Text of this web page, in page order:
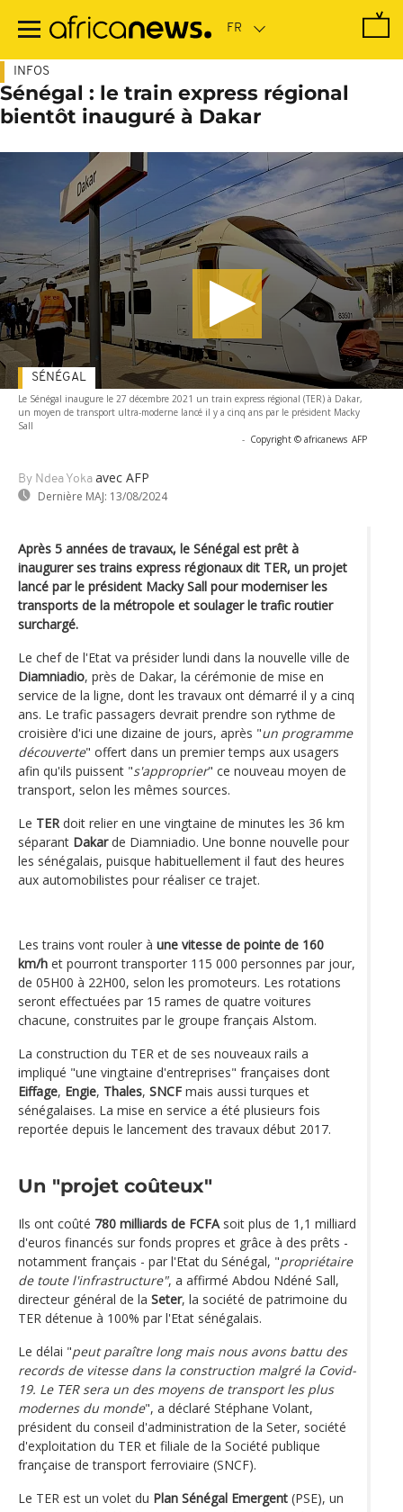
contenu
INFOS
Sénégal : le train express régional
bientôt inauguré à Dakar
Le Sénégal inaugure le 27 décembre 2021 un train express régional (TER) à Dakar,
un moyen de transport ultra-moderne lancé il y a cinq ans par le président Macky
Sall
- Copyright © africanews AFP
By Ndea Yoka avec AFP
Dernière MAJ: 13/08/2024
SÉNÉGAL
Après 5 années de travaux, le Sénégal est prêt à
inaugurer ses trains express régionaux dit TER, un projet
lancé par le président Macky Sall pour moderniser les
transports de la métropole et soulager le trafic routier
surchargé.
Le chef de l'Etat va présider lundi dans la nouvelle ville de
Diamniadio, près de Dakar, la cérémonie de mise en
service de la ligne, dont les travaux ont démarré il y a cinq
ans. Le trafic passagers devrait prendre son rythme de
croisière d'ici une dizaine de jours, après "un programme
découverte" offert dans un premier temps aux usagers
afin qu'ils puissent "s'approprier" ce nouveau moyen de
transport, selon les mêmes sources.
Le TERdoit relier en une vingtaine de minutes les 36 km
séparant Dakarde Diamniadio. Une bonne nouvelle pour
les sénégalais, puisque habituellement il faut des heures
aux automobilistes pour réaliser ce trajet.
Les trains vont rouler à une vitesse de pointe de 160
km/h et pourront transporter 115 000 personnes par jour,
de 05H00 à 22H00, selon les promoteurs. Les rotations
seront effectuées par 15 rames de quatre voitures
chacune, construites par le groupe français Alstom.
La construction du TER et de ses nouveaux rails a
impliqué "une vingtaine d'entreprises" françaises dont
Eiffage, Engie, Thales, SNCF mais aussi turques et
sénégalaises. La mise en service a été plusieurs fois
reportée depuis le lancement des travaux début 2017.
Un "projet coûteux"
Ils ont coûté 780 milliards de FCFAsoit plus de 1,1 milliard
d'euros financés sur fonds propres et grâce à des prêts -
notamment français - par l'Etat du Sénégal, "propriétaire
de toute l'infrastructure", a affirmé Abdou Ndéné Sall,
directeur général de la Seter, la société de patrimoine du
TER détenue à 100% par l'Etat sénégalais.
Le délai "peut paraître long mais nous avons battu des
records de vitesse dans la construction malgré la Covid-
19. Le TER sera un des moyens de transport les plus
modernes du monde", a déclaré Stéphane Volant,
président du conseil d'administration de la Seter, société
d'exploitation du TER et filiale de la Société publique
française de transport ferroviaire (SNCF).
Le TER est un volet du Plan Sénégal Emergent (PSE), un